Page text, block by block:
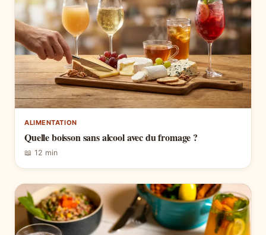
ALIMENTATION
Quelle boisson sans alcool avec du fromage ?
📖 12 min